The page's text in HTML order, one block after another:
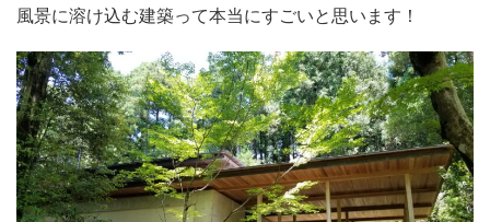
風景に溶け込む建築って本当にすごいと思います！